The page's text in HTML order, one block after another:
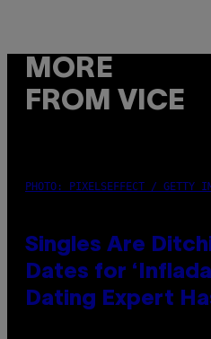
MORE
FROM VICE
PHOTO: PIXELSEFFECT / GETTY
Singles Are
Dates for
Dating Expert